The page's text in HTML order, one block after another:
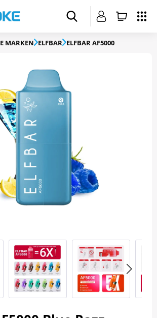
MARKEN ELFBAR ELFBAR AF5000